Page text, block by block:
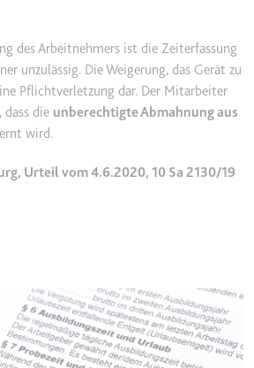
auf der Website -
dient der Optimierung der
der Werbung auf der
der Nutzer mit
Inhalten zu
Tage
des Arbeitnehmers ist die Zeiterfassung
unzulässig. Die Weigerung, das Gerät zu
Pflichtverletzung dar. Der Mitarbeiter
dass die unberechtigte Abmahnung aus
wird.
Urteil vom 4.6.2020, 10 Sa 2130/19